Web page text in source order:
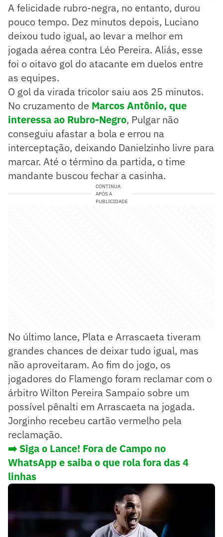
A felicidade rubro-negra, no entanto, durou
pouco tempo. Dez minutos depois, Luciano
deixou tudo igual, ao levar a melhor em
jogada aérea contra Léo Pereira. Aliás, esse
foi o oitavo gol do atacante em duelos entre
as equipes.
O gol da virada tricolor saiu aos 25 minutos.
No cruzamento de Marcos Antônio, que
interessa ao Rubro-Negro, Pulgar não
conseguiu afastar a bola e errou na
interceptação, deixando Danielzinho livre para
marcar. Até o término da partida, o time
mandante buscou fechar a casinha.
CONTINUA
APÓS A
PUBLICIDADE
No último lance, Plata e Arrascaeta tiveram
grandes chances de deixar tudo igual, mas
não aproveitaram. Ao fim do jogo, os
jogadores do Flamengo foram reclamar com o
árbitro Wilton Pereira Sampaio sobre um
possível pênalti em Arrascaeta na jogada.
Jorginho recebeu cartão vermelho pela
reclamação.
➡️ Siga o Lance! Fora de Campo no
WhatsApp e saiba o que rola fora das 4
linhas